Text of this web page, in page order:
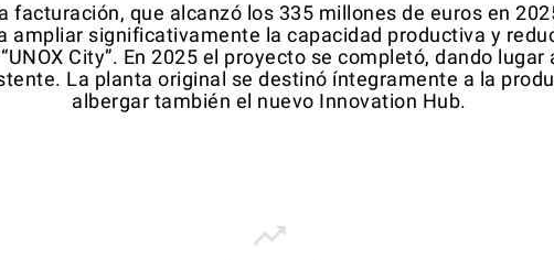
facturación, que alcanzó los 335 millones de euros en
significativamente la capacidad productiva y
City”. En 2025 el proyecto se completó, dando
La planta original se destinó íntegramente a la
albergar también el nuevo Innovation Hub.